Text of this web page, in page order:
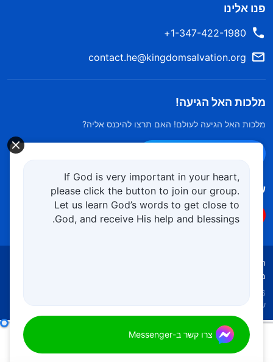
פנו אלינו
1-347-422-1980+
contact.he@kingdomsalvation.org
מלכות האל הגיעה!
מלכות האל הגיעה לעולם! האם תרצו להיכנס אליה?
עקוב אחרינו
תנאי השימוש
מדיניות קובצי Cookies
Copyright © 2026
שמורות.
If God is very important in your heart,
please click the button to join our group.
Let us learn God’s words to get close to
God, and receive His help and blessings.
צרו קשר ב-Messenger